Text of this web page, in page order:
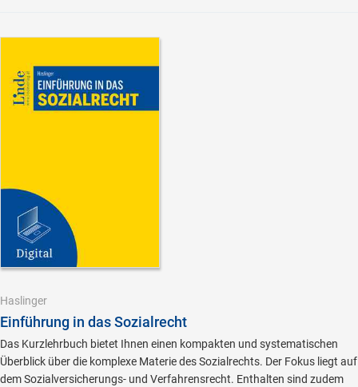
Haslinger
Einführung in das Sozialrecht
Das Kurzlehrbuch bietet Ihnen einen kompakten und systematischen
Überblick über die komplexe Materie des Sozialrechts. Der Fokus liegt auf
dem Sozialversicherungs- und Verfahrensrecht. Enthalten sind zudem